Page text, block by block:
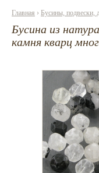
Фурнитура
Эпоксидная
Шнуры,
По темам и
Главная › Бусины, подвески,
Бусина из
камня кварц